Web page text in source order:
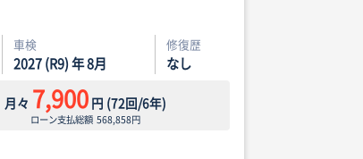
車検
2027 (R9) 年 8月
修復歴
なし
月々 7,900円 (72回/6年)
ローン支払総額 568,858円